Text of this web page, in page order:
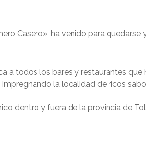
Casero», ha venido para
a todos los bares y restaurantes
la localidad de ricos
dentro y fuera de la provincia de